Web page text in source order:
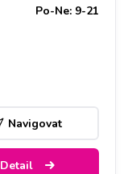
Po-Ne: 9-21
Navigovat
Detail